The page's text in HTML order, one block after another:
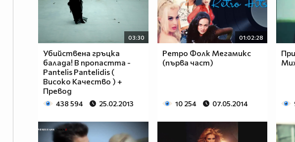
03:30
Убийствена гръцка
балада! В пропастта -
Pantelis Pantelidis (
Високо Качество ) +
Превод
438 594 25.02.2013
01:02:28
Ретро Фолк Мегамикс
(първа част)
10 254 07.05.2014